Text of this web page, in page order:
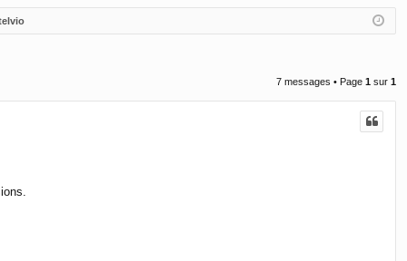
Q
n
ne
nr
eg
r
7 messages • Page 1 sur 1